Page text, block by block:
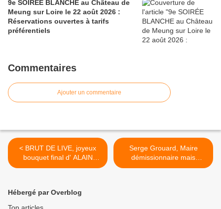
9e SOIRÉE BLANCHE au Château de
Meung sur Loire le 22 août 2026 :
Réservations ouvertes à tarifs
préférentiels
Commentaires
Ajouter un commentaire
< BRUT DE LIVE, joyeux
bouquet final d' ALAIN
VALLARSA au Jardin de
Serge Grouard, Maire
démissionnaire mais
Député attentif à l'avenir
Hébergé par Overblog